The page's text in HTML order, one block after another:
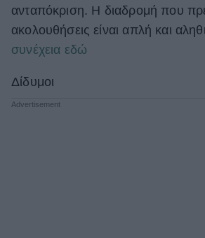
ανταπόκριση. Η διαδρομή που
ακολουθήσεις είναι απλή και
συνέχεια εδώ
Δίδυμοι